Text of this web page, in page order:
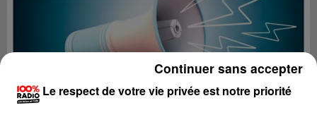
Le respect de votre vie privée est notre priorité
Continuer sans accepter